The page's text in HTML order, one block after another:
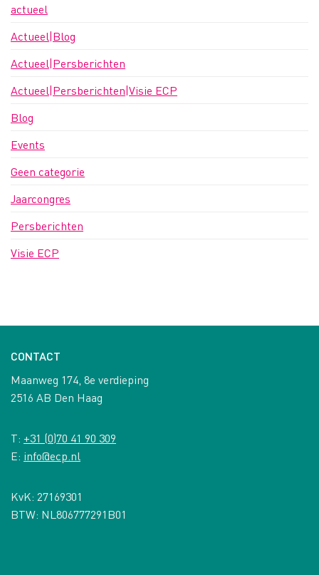
actueel
Actueel|Blog
Actueel|Persberichten
Actueel|Persberichten|Visie ECP
Blog
Events
Geen categorie
Jaarcongres
Persberichten
Visie ECP
CONTACT
Maanweg 174, 8e verdieping
2516 AB Den Haag
T: +31 (0)70 41 90 309
E: info@ecp.nl
KvK: 27169301
BTW: NL806777291B01